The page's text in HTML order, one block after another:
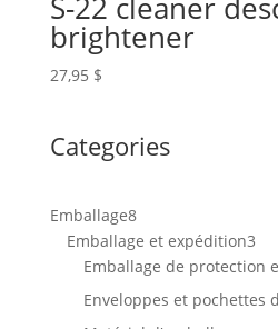
brightener
27,95 $
Categories
Emballage88
produits
Emballage et expédition33
Emballage de protection
Enveloppes et pochettes